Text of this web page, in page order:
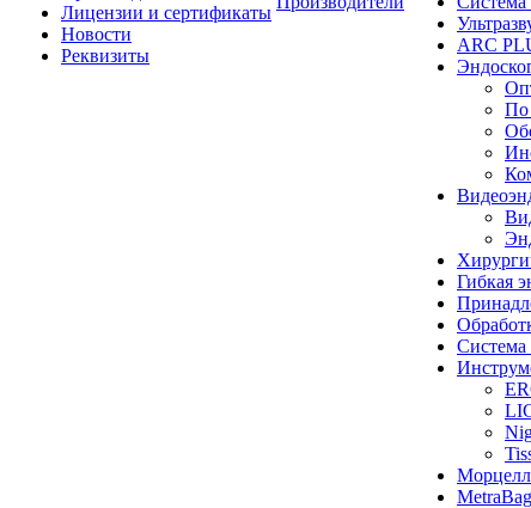
Лицензии и сертификаты
Новости
Реквизиты
ARC
По
Гибкая
Система
MetraBag